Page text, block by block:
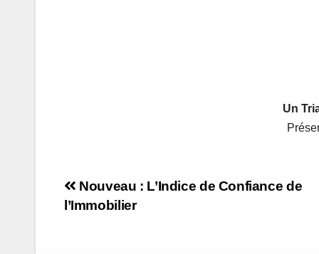
Un
Navigation
Nouveau : L’Indice de Confiance de
l’Immobilier